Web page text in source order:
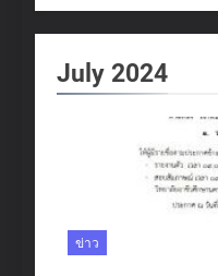
July 2024
ข่าว